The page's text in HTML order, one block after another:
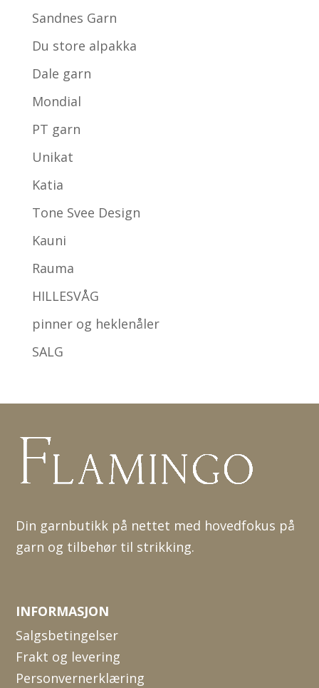
Sandnes Garn
Du store alpakka
Dale garn
Mondial
PT garn
Unikat
Katia
Tone Svee Design
Kauni
Rauma
HILLESVÅG
pinner og heklenåler
SALG
Din garnbutikk på nettet med hovedfokus på
garn og tilbehør til strikking.
INFORMASJON
Salgsbetingelser
Frakt og levering
Personvernerklæring